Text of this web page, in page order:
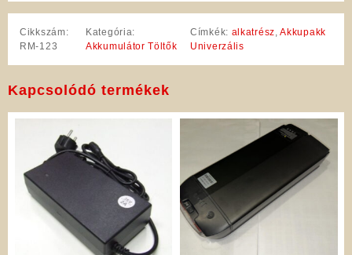
Cikkszám:
RM-123
Kategória:
Akkumulátor Töltők
Címkék: alkatrész ,Akkupakk
Univerzális
Kapcsolódó termékek